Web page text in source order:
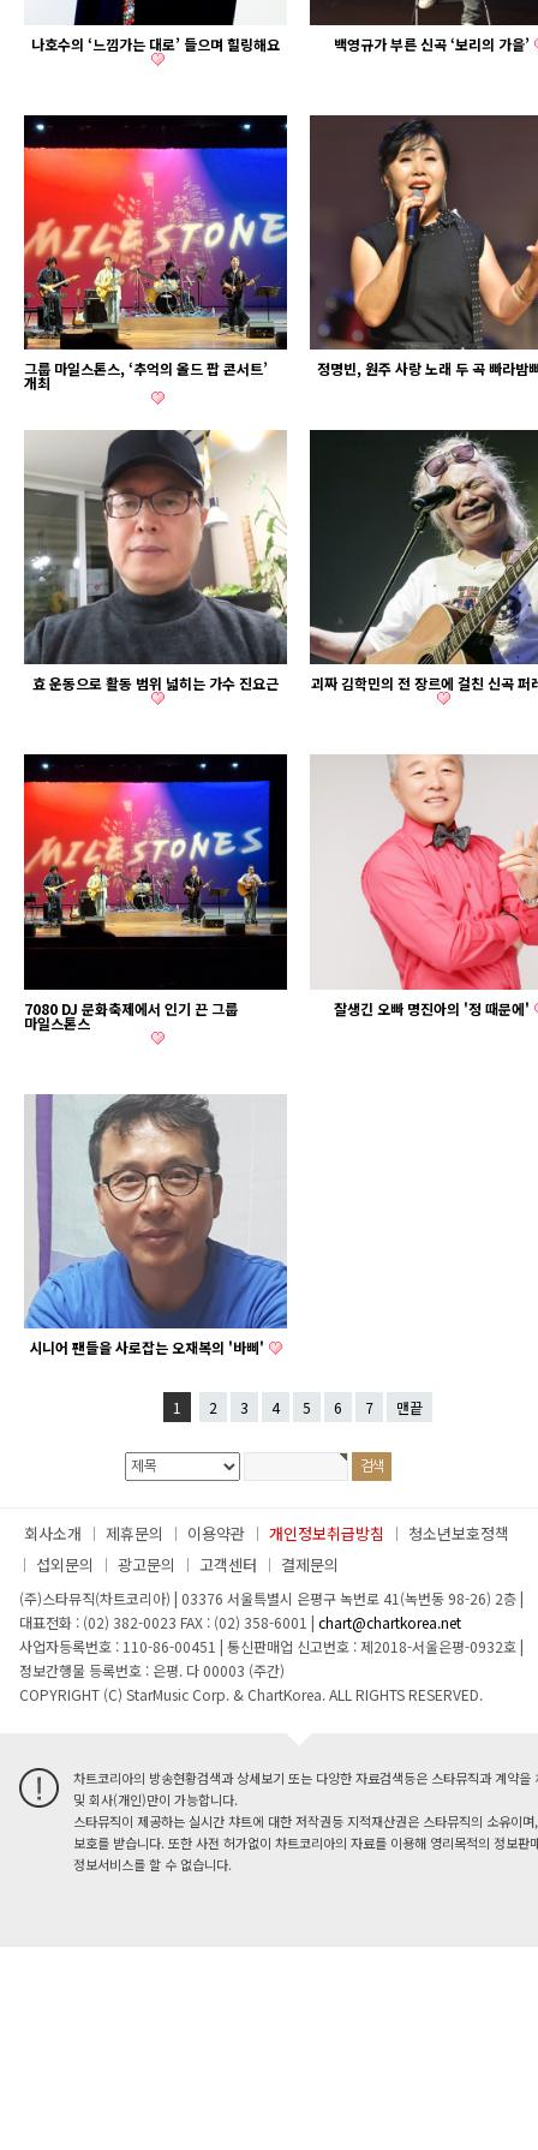
나호수의 ‘느낌가는 대로’ 들으며 힐링해요 백영규가 부른 신곡 ‘보리의 가을’
그룹 마일스톤스, ‘추억의 올드 팝 콘서트’
개최
정명빈, 원주 사랑 노래 두 곡 빠라밤
효 운동으로 활동 범위 넓히는 가수 진요근 괴짜 김학민의 전 장르에 걸친 신곡 퍼
7080 DJ 문화축제에서 인기 끈 그룹
마일스톤스
잘생긴 오빠 명진아의 '정 때문에'
시니어 팬들을 사로잡는 오재복의 '바삐'
1 2 3 4 5 6 7 맨끝
회사소개 제휴문의 이용약관 개인정보취급방침
청소년보호정책
섭외문의
광고문의 고객센터 결제문의
(주)스타뮤직(차트코리아) | 03376 서울특별시 은평구 녹번로 41(녹번동 98-26) 2층|
대표전화 : (02) 382-0023 FAX : (02) 358-6001 | chart@chartkorea.net
사업자등록번호 : 110-86-00451 | 통신판매업 신고번호 : 제2018-서울은평-0932호|
정보간행물 등록번호 : 은평. 다 00003 (주간)
COPYRIGHT (C) StarMusic Corp. & ChartKorea. ALL RIGHTS RESERVED.
차트코리아의 방송현황검색과 상세보기 또는 다양한 자료검색등은 스타뮤직과 계약을
및 회사(개인)만이 가능합니다.
스타뮤직이 제공하는 실시간 챠트에 대한 저작권등 지적재산권은 스타뮤직의 소유이
보호를 받습니다. 또한 사전 허가없이 차트코리아의 자료를 이용해 영리목적의 정보판
정보서비스를 할 수 없습니다.